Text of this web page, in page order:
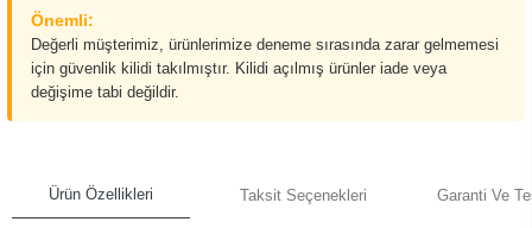
Önemli:
Değerli müşterimiz, ürünlerimize deneme sırasında zarar gelmemesi
için güvenlik kilidi takılmıştır. Kilidi açılmış ürünler iade veya
değişime tabi değildir.
Ürün Özellikleri Taksit Seçenekleri Garanti Ve